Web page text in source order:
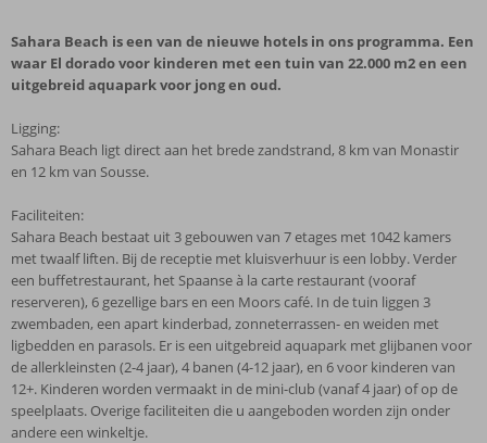
Sahara Beach is een van de nieuwe hotels in ons programma. Een
waar El dorado voor kinderen met een tuin van 22.000 m2 en een
uitgebreid aquapark voor jong en oud.
Ligging:
Sahara Beach ligt direct aan het brede zandstrand, 8 km van Monastir
en 12 km van Sousse.
Faciliteiten:
Sahara Beach bestaat uit 3 gebouwen van 7 etages met 1042 kamers
met twaalf liften. Bij de receptie met kluisverhuur is een lobby. Verder
een buffetrestaurant, het Spaanse à la carte restaurant (vooraf
reserveren), 6 gezellige bars en een Moors café. In de tuin liggen 3
zwembaden, een apart kinderbad, zonneterrassen- en weiden met
ligbedden en parasols. Er is een uitgebreid aquapark met glijbanen voor
de allerkleinsten (2-4 jaar), 4 banen (4-12 jaar), en 6 voor kinderen van
12+. Kinderen worden vermaakt in de mini-club (vanaf 4 jaar) of op de
speelplaats. Overige faciliteiten die u aangeboden worden zijn onder
andere een winkeltje.